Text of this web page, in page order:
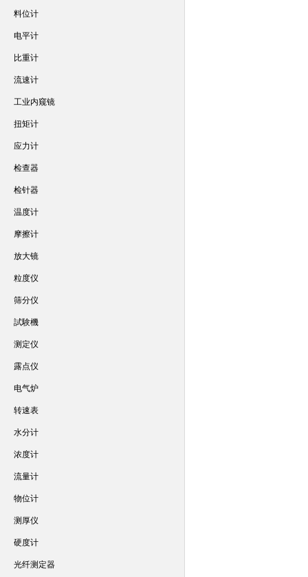
料位计
电平计
比重计
流速计
工业内窥镜
扭矩计
应力计
检查器
检针器
温度计
摩擦计
放大镜
粒度仪
筛分仪
試験機
测定仪
露点仪
电气炉
转速表
水分计
浓度计
流量计
物位计
测厚仪
硬度计
光纤测定器